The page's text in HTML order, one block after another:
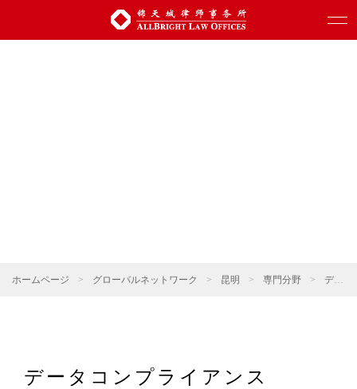
ホームページ > グローバルネットワーク > 昆明 > 専門分野 > デジタル科学技術・人工知能
データコンプライアンス